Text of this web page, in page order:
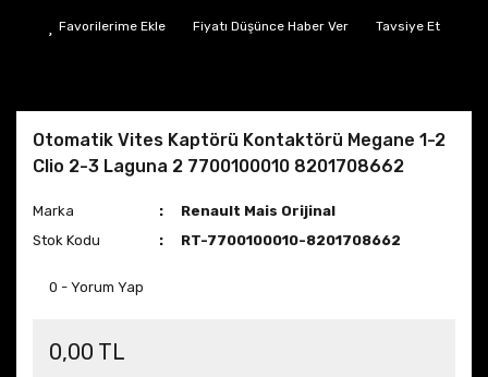
Fiyatı Düşünce Haber Ver Tavsiye Et
Otomatik Vites Kaptörü Kontaktörü Megane 1-2
Clio 2-3 Laguna 2 7700100010 8201708662
Marka
Renault Mais Orijinal
Stok Kodu
RT-7700100010-8201708662
0 - Yorum Yap
0,00 TL